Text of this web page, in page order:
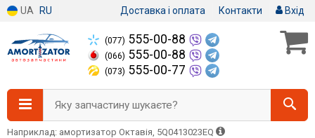
UA RU Доставка і оплата Контакти Вхід
(077) 555-00-88
(066) 555-00-88
(073) 555-00-77
Яку запчастину шукаєте?
Наприклад: амортизатор Октавія, 5Q0413023EQ